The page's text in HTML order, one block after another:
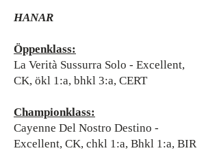
HANAR
Öppenklass:
La Verità Sussurra Solo - Excellent,
CK, ökl 1:a, bhkl 3:a, CERT
Championklass:
Cayenne Del Nostro Destino -
Excellent, CK, chkl 1:a, Bhkl 1:a, BIR